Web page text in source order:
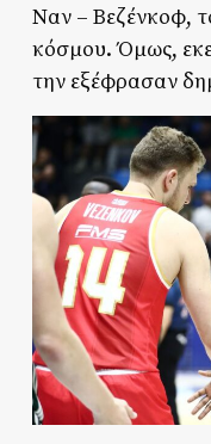
Ναν – Βεζένκοφ,
κόσμου. Όμως,
την εξέφρασαν